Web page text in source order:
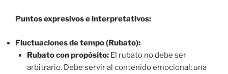
Puntos expresivos e interpretativos:
Fluctuaciones de tempo (Rubato):
Rubato con propósito:El rubato no debe ser
arbitrario. Debe servir al contenido emocional: una